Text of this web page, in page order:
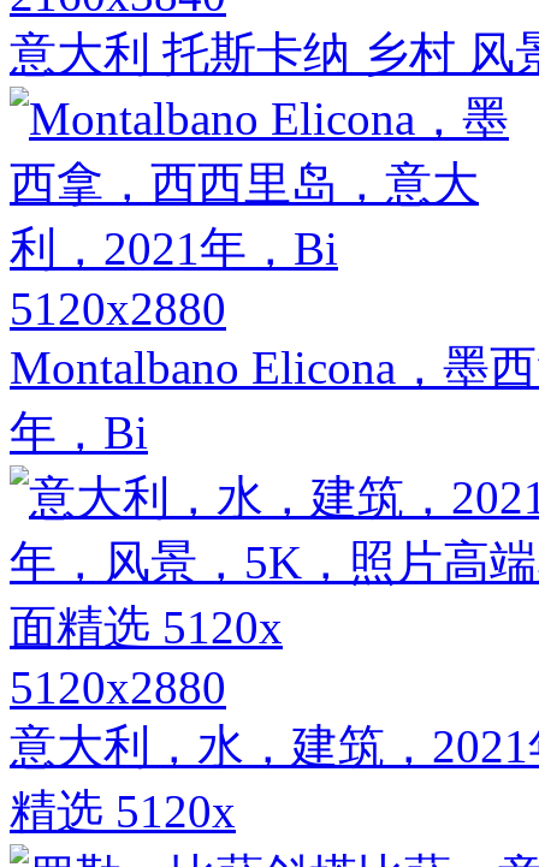
意大利 托斯卡纳 乡村 风
5120x2880
Montalbano Elicona，墨
年，Bi
5120x2880
意大利，水，建筑，
精选 5120x